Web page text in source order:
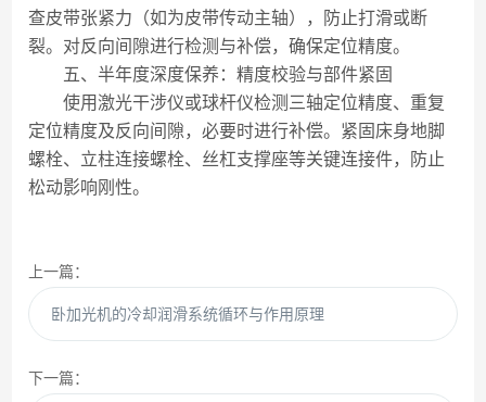
查皮带张紧力（如为皮带传动主轴），防止打滑或断
裂。对反向间隙进行检测与补偿，确保定位精度。
五、半年度深度保养：精度校验与部件紧固
使用激光干涉仪或球杆仪检测三轴定位精度、重复
定位精度及反向间隙，必要时进行补偿。紧固床身地脚
螺栓、立柱连接螺栓、丝杠支撑座等关键连接件，防止
松动影响刚性。
上一篇：
卧加光机的冷却润滑系统循环与作用原理
下一篇：